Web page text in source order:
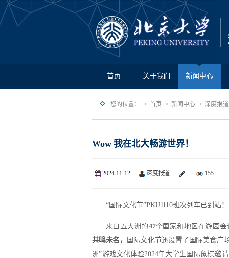
首页 关于我们 新闻中心
您的位置： 首页 新闻中心 深度报道
Wow 我在北大畅游世界！
2024-11-12 深度报道 155
“国际文化节”PKU1110班次列车已到站！
来自五大洲的47个国家和地区 在游园会
共鸣未名，
国际文化节还设置了国际美食广
洲”游戏文化体验2024年大学生国际象棋邀